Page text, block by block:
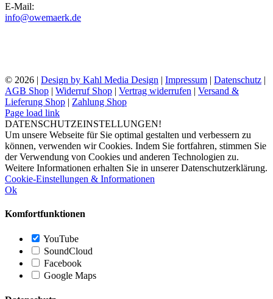
E-Mail:
info@owemaerk.de
© 2026 | Design by Kahl Media Design | Impressum | Datenschutz |
AGB Shop | Widerruf Shop | Vertrag widerrufen | Versand &
Lieferung Shop | Zahlung Shop
Page load link
DATENSCHUTZEINSTELLUNGEN!
Um unsere Webseite für Sie optimal gestalten und verbessern zu
können, verwenden wir Cookies. Indem Sie fortfahren, stimmen Sie
der Verwendung von Cookies und anderen Technologien zu.
Weitere Informationen erhalten Sie in unserer Datenschutzerklärung.
Cookie-Einstellungen & Informationen
Ok
Komfortfunktionen
YouTube
SoundCloud
Facebook
Google Maps